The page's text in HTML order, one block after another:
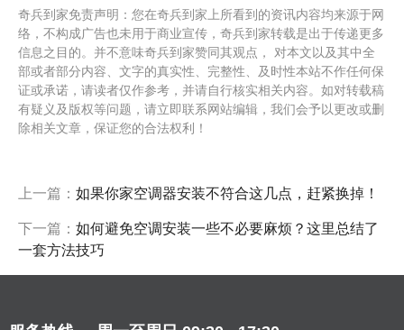
奇兵到家免责声明：您在奇兵到家上所看到的资讯内容均来源于网
络，不构成广告也未用于商业宣传，奇兵到家转载是出于传递更多
信息之目的。并不意味奇兵到家赞同其观点， 对本文以及其中全
部或者部分内容、文字的真实性、完整性、及时性本站不作任何保
证或承诺，请读者仅作参考，并请自行核实相关内容。如对转载稿
有疑义及版权等问题，请立即联系网站编辑，我们会予以更改或删
除相关文章，保证您的合法权利！
上一篇： 如果你家空调器安装不符合这几点，赶紧换掉！
下一篇： 如何避免空调安装一些不必要麻烦？这里总结了
一套方法技巧